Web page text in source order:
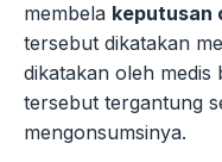
membela keputusan
tersebut dikatakan
dikatakan oleh
tersebut tergantung
mengonsumsinya.